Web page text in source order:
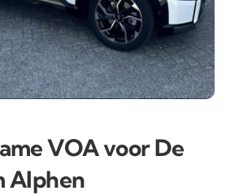
VOA voor De
Alphen